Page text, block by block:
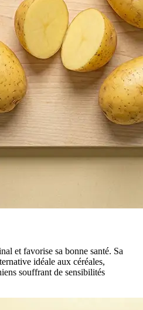
et favorise sa bonne santé. Sa
idéale aux céréales,
souffrant de sensibilités